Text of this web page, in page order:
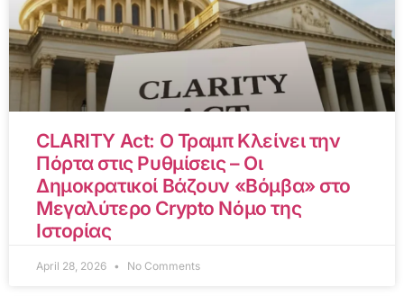
CLARITY Act: Ο Τραμπ Κλείνει την
Πόρτα στις Ρυθμίσεις – Οι
Δημοκρατικοί Βάζουν «Βόμβα» στο
Μεγαλύτερο Crypto Νόμο της
Ιστορίας
April 28, 2026 No Comments